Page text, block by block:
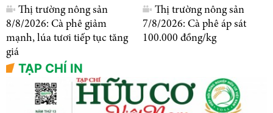
Thị trường nông sản
8/8/2026: Cà phê giảm
mạnh, lúa tươi tiếp tục tăng
giá
Thị trường nông sản
7/8/2026: Cà phê áp sát
100.000 đồng/kg
TẠP CHÍ IN